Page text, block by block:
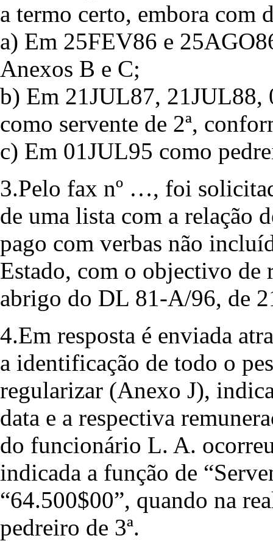
a termo certo, embora com
a) Em 25FEV86 e
Anexos B e C;
b) Em 21JUL87,
como servente de 2ª,
c) Em 01JUL95 como
3.Pelo fax nº …, foi
de uma lista com a relação
pago com verbas não
Estado, com o objectivo de
abrigo do DL 81-A/96, de
4.Em resposta é enviada
a identificação de todo o
regularizar (Anexo J),
data e a respectiva
do funcionário L. A.
indicada a função de
“64.500$00”, quando na
pedreiro de 3ª.